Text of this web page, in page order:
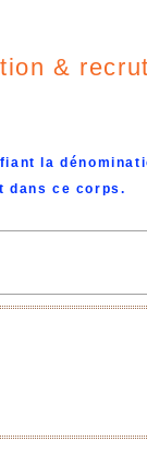
&
la
dans ce corps.